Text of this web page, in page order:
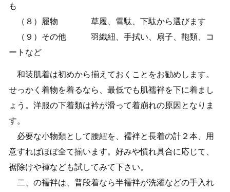
も
（８）履物 草履、雪駄、下駄から選びます
（９）その他 羽織紐、手拭い、扇子、鞄類、コ
ートなど
和装肌着は初めから揃えておくことをお勧めします。
せっかく着物を着るなら、最低でも肌襦袢を下に着まし
ょう。洋服の下着類は衿が滑って着崩れの原因となりま
す。
必要な小物類として腰紐を、襦袢と長着の計２本、用
意すればほぼ全て揃います。好みや慣れ具合に応じて、
裾除けや褌なども試してみて下さい。
二、の襦袢は、普段着なら半襦袢が洗濯などの手入れ